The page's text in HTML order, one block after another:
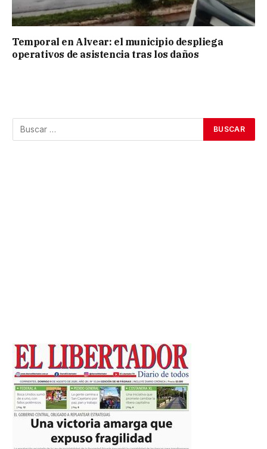
Temporal en Alvear: el municipio despliega
operativos de asistencia tras los daños